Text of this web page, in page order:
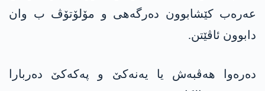
عەرەب کێشابوون دەرگەھی و مۆلۆتۆڤ ب وان
دابوون ئاڤێتن.
دەرەوا ھەڤبەش یا یەنەکێ و پەکەکێ دەربارا